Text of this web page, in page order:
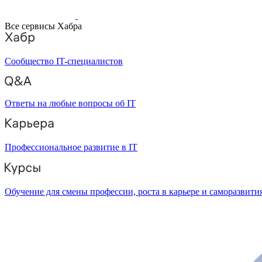
Все сервисы Хабра
Сообщество IT-специалистов
Ответы на любые вопросы об IT
Профессиональное развитие в IT
Обучение для смены профессии, роста в карьере и